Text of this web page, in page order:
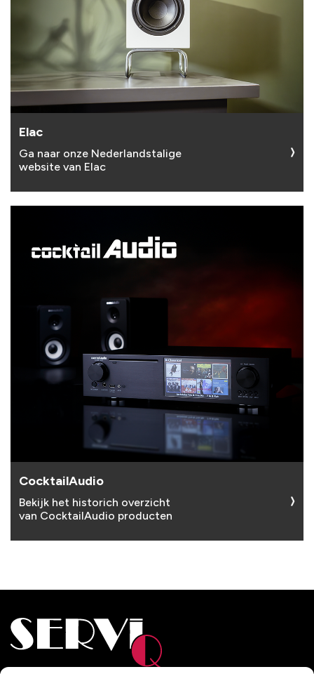
Elac
Ga naar onze Nederlandstalige
website van Elac
CocktailAudio
Bekijk het historich overzicht
van CocktailAudio producten